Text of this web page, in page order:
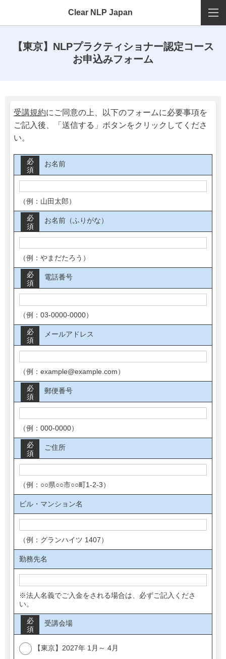
Clear NLP Japan
【東京】NLPプラクティショナー認定コース
お申込みフォーム
受講規約にご同意の上、以下のフォームに必要事項を
ご記入後、「送信する」ボタンをクリックしてくださ
い。
お名前
必
須
（例：山田太郎）
お名前（ふりがな）
必
須
（例：やまだたろう）
電話番号
必
須
（例：03-0000-0000）
メールアドレス
必
須
（例：example@example.com）
郵便番号
必
須
（例：000-0000）
ご住所
必
須
（例：○○県○○市○○町1-2-3）
ビル・マンション名
（例：グランハイツ 1407）
勤務先名
※法人名義でご入金をされる場合は、必ずご記入くださ
い。
受講会場
必
須
【東京】2027年 1月～ 4月